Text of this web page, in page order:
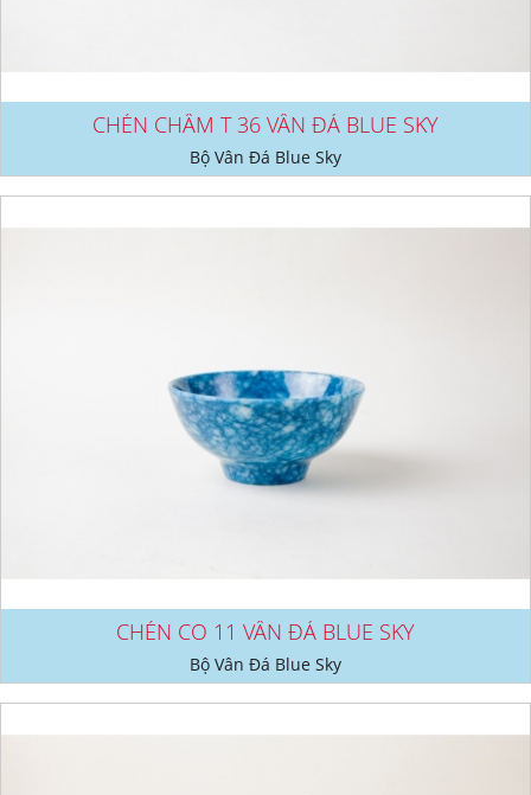
CHÉN CHẤM T 36 VÂN ĐÁ BLUE SKY
Bộ Vân Đá Blue Sky
CHÉN CO 11 VÂN ĐÁ BLUE SKY
Bộ Vân Đá Blue Sky